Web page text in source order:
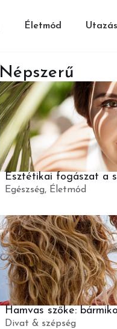
Életmód Utazás
Népszerű
Esztétikai fogászat a
Egészség, Életmód
Hamvas szőke:
Divat & szépség